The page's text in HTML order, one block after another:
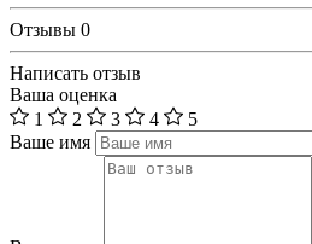
Отзывы 0
Написать отзыв
Ваша оценка
1
2 3 4
5
Ваше имя